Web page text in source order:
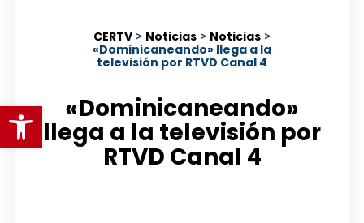
Abrir barra de herramientas
CERTV > Noticias > Noticias >
«Dominicaneando» llega a la
televisión por RTVD Canal 4
«Dominicaneando»
llega a la televisión por
RTVD Canal 4